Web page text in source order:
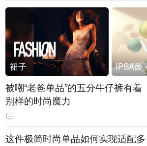
裙子
被嘲“老爸单品”的五分牛仔裤有着
别样的时尚魔力
这件极简时尚单品如何实现适配多